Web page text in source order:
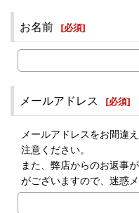
お名前 [必須]
メールアドレス [必須]
メールアドレスをお間違
注意ください。
また、弊店からのお返事
がございますので、迷惑